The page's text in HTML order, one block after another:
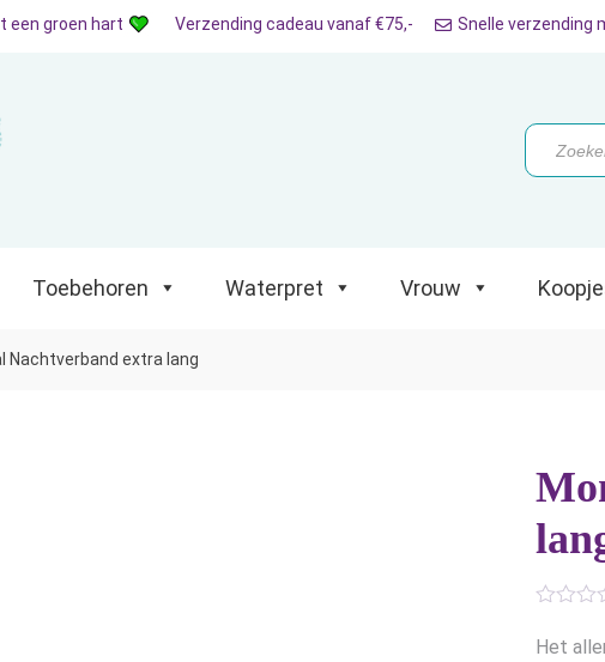
Koopjes
een groen hart Verzending cadeau vanaf €75,- Snelle verzending
zoeken
Toebehoren Waterpret Vrouw
Nachtverband extra lang
Het